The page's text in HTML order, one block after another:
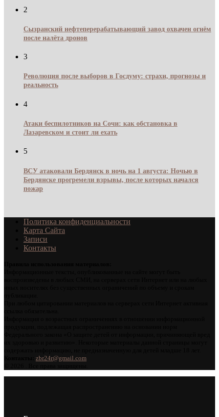
2
Сызранский нефтеперерабатывающий завод охвачен огнём
после налёта дронов
3
Революция после выборов в Госдуму: страхи, прогнозы и
реальность
4
Атаки беспилотников на Сочи: как обстановка в
Лазаревском и стоит ли ехать
5
ВСУ атаковали Бердянск в ночь на 1 августа: Ночью в
Бердянске прогремели взрывы, после которых начался
пожар
Политика конфиденциальности
Карта Сайта
Записи
Контакты
zbr24r@gmail.com